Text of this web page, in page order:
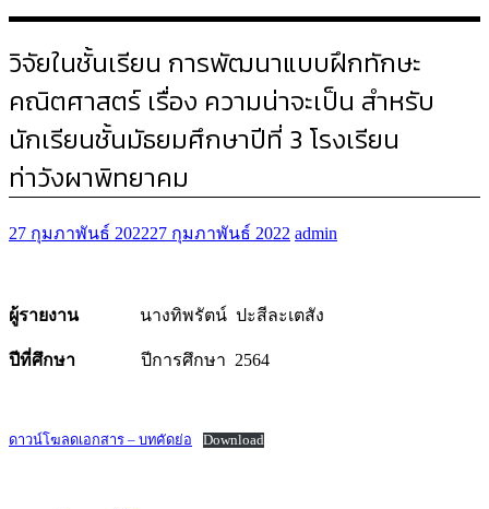
วิจัยในชั้นเรียน การพัฒนาแบบฝึกทักษะ
คณิตศาสตร์ เรื่อง ความน่าจะเป็น สำหรับ
นักเรียนชั้นมัธยมศึกษาปีที่ 3 โรงเรียน
ท่าวังผาพิทยาคม
27 กุมภาพันธ์ 202227 กุมภาพันธ์ 2022 admin
ผู้รายงาน นางทิพรัตน์ ปะสีละเตสัง
ปีที่ศึกษา ปีการศึกษา 2564
ดาวน์โฆลดเอกสาร – บทคัดย่อ Download